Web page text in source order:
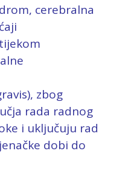
cerebralna
zbog
rada radnog
i uključuju rad
dobi do